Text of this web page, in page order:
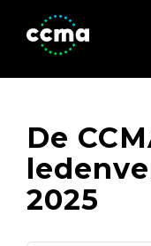
De
2025